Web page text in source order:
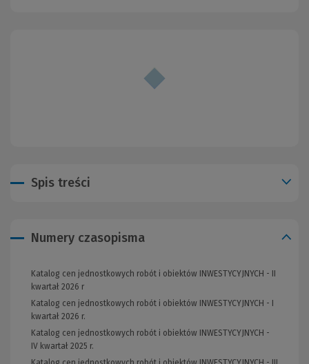
Spis treści
Numery czasopisma
Katalog cen jednostkowych robót i obiektów INWESTYCYJNYCH - II
kwartał 2026 r
Katalog cen jednostkowych robót i obiektów INWESTYCYJNYCH - I
kwartał 2026 r.
Katalog cen jednostkowych robót i obiektów INWESTYCYJNYCH -
IV kwartał 2025 r.